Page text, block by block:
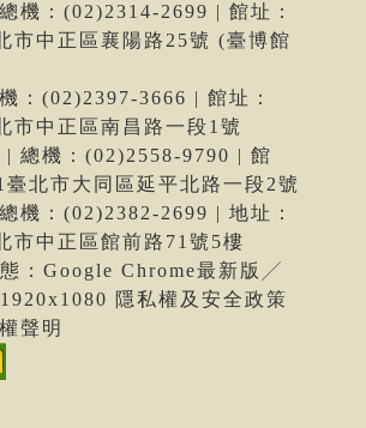
機：(02)2314-2699 | 館址：
市中正區襄陽路25號 (臺博館
：(02)2397-3666 | 館址：
市中正區南昌路一段1號
| 總機：(02)2558-9790 | 館
臺北市大同區延平北路一段2號
機：(02)2382-2699 | 地址：
市中正區館前路71號5樓
：Google Chrome最新版╱
隱私權及安全政策
聲明